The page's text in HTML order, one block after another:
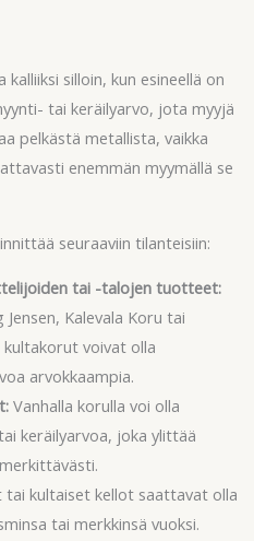
silloin, kun esineellä on
tai keräilyarvo, jota myyjä
pelkästä metallista, vaikka
enemmän myymällä se
seuraaviin tilanteisiin:
tai -talojen tuotteet:
Kalevala Koru tai
kultakorut voivat olla
arvokkaampia.
Vanhalla korulla voi olla
keräilyarvoa, joka ylittää
kultaiset kellot saattavat olla
tai merkkinsä vuoksi.